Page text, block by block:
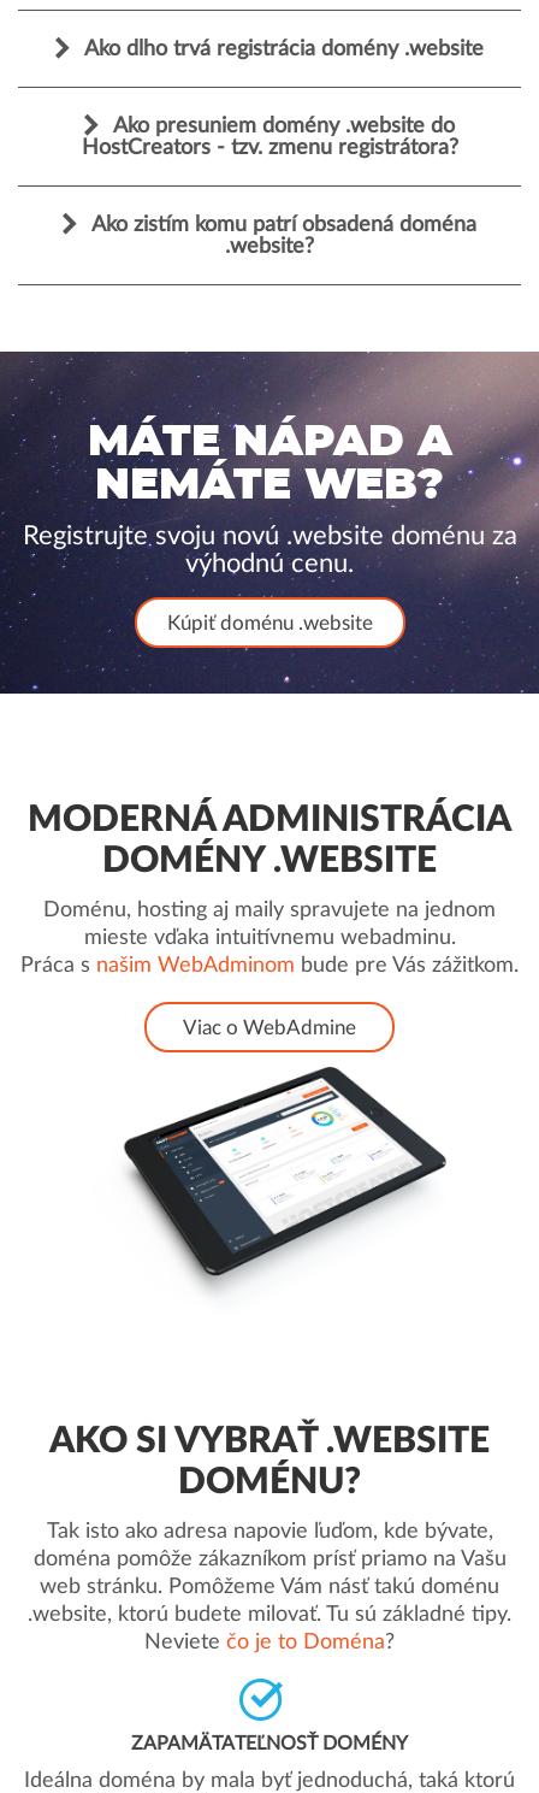
Ako dlho trvá registrácia domény .website
Ako presuniem domény .website do
HostCreators - tzv. zmenu registrátora?
Ako zistím komu patrí obsadená doména
.website?
MÁTE NÁPAD A
NEMÁTE WEB?
Registrujte svoju novú .website doménu za
výhodnú cenu.
Kúpiť doménu .website
MODERNÁ ADMINISTRÁCIA
DOMÉNY .WEBSITE
Doménu, hosting aj maily spravujete na jednom
mieste vďaka intuitívnemu webadminu.
Práca s našim WebAdminom bude pre Vás zážitkom.
Viac o WebAdmine
AKO SI VYBRAŤ .WEBSITE
DOMÉNU?
Tak isto ako adresa napovie ľuďom, kde bývate,
doména pomôže zákazníkom prísť priamo na Vašu
web stránku. Pomôžeme Vám násť takú doménu
.website, ktorú budete milovať. Tu sú základné tipy.
Neviete čo je to Doména?
ZAPAMÄTATEĽNOSŤ DOMÉNY
Ideálna doména by mala byť jednoduchá, taká ktorú